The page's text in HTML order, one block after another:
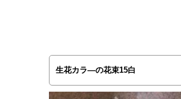
生花カラ―の花束15白